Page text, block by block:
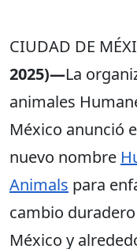
CIUDAD DE
2025)―La
animales
México anunció
nuevo nombre
Animals para
cambio
México y